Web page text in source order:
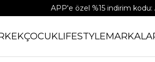
APP'e özel %15 indirim kodu:
ÇOCUKLIFESTYLE